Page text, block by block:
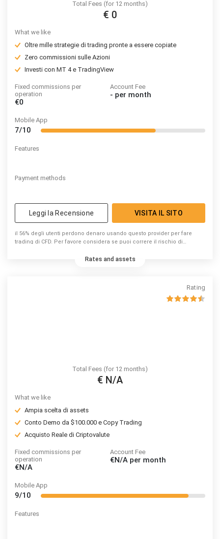
Total Fees (for 12 months)
€ 0
What we like
Oltre mille strategie di trading pronte a essere copiate
Zero commissioni sulle Azioni
Investi con MT 4 e TradingView
Fixed commissions per
operation
€0
Account Fee
- per month
Mobile App
7/10
Features
Payment methods
Leggi la Recensione VISITA IL SITO
il 56% degli utenti perdono denaro usando questo provider per fare
trading di CFD. Per favore considera se puoi correre il rischio di
Rates and assets
Rating
Total Fees (for 12 months)
€ N/A
What we like
Ampia scelta di assets
Conto Demo da $100.000 e Copy Trading
Acquisto Reale di Criptovalute
Fixed commissions per
operation
€N/A
Account Fee
€N/A per month
Mobile App
9/10
Features